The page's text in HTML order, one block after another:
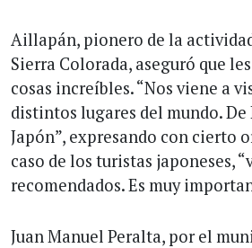
Aillapán, pionero de la
Sierra Colorada, aseguró que
cosas increíbles. “Nos viene a
distintos lugares del mundo. De
Japón”, expresando con cierto
caso de los turistas japoneses,
recomendados. Es muy
Juan Manuel Peralta, por el